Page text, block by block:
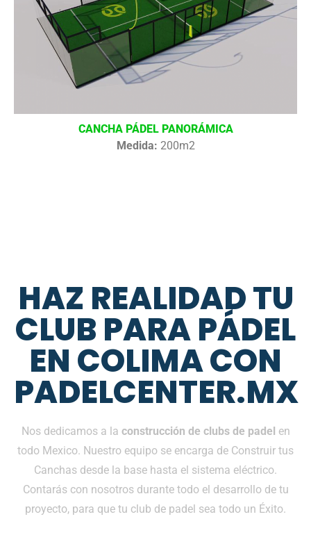
CANCHA PÁDEL PANORÁMICA
Medida: 200m2
HAZ REALIDAD TU
CLUB PARA PÁDEL
EN COLIMA CON
PADELCENTER.MX
Nos dedicamos a la construcción de clubs de padel en
todo Mexico. Nuestro equipo se encarga de Construir tus
Canchas desde la base hasta el sistema eléctrico.
Contarás con nosotros durante todo el desarrollo de tu
proyecto, para que tu club de padel sea todo un Éxito.